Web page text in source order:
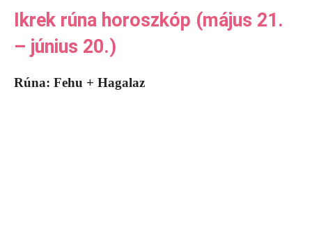
Ikrek rúna horoszkóp (május 21.
– június 20.)
Rúna: Fehu + Hagalaz